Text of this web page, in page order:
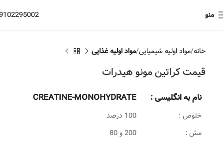
منو
خانه مواد اولیه شیمیایی مواد اولیه غذایی
قیمت کراتین مونو هیدرات
نام به انگلیسی : CREATINE-MONOHYDRATE
خلوص :
100 درصد
مش :
200 و 80